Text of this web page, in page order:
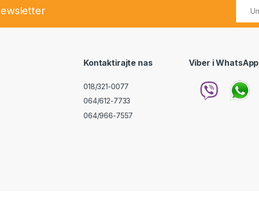
Kontaktirajte nas
018/321-0077
064/612-7733
064/966-7557
Viber i WhatsApp